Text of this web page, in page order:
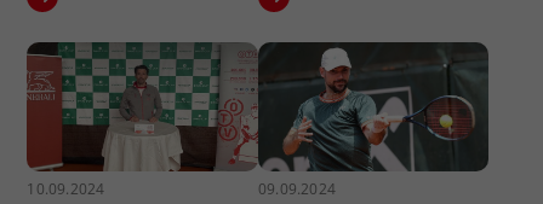
10.09.2024 09.09.2024